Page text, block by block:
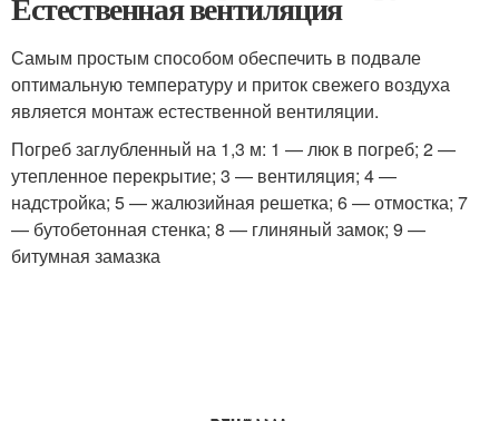
Самым простым способом обеспечить в подвале
оптимальную температуру и приток свежего воздуха
является монтаж естественной вентиляции.
Погреб заглубленный на 1,3 м: 1 — люк в погреб; 2 —
утепленное перекрытие; 3 — вентиляция; 4 —
надстройка; 5 — жалюзийная решетка; 6 — отмостка; 7
— бутобетонная стенка; 8 — глиняный замок; 9 —
битумная замазка